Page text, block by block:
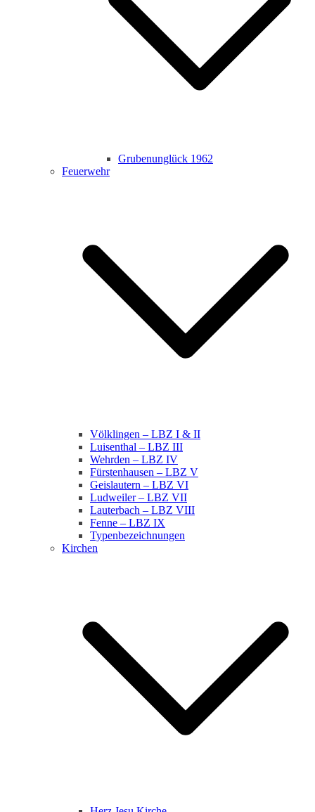
Grubenunglück 1962
Feuerwehr
Völklingen – LBZ I & II
Luisenthal – LBZ III
Wehrden – LBZ IV
Fürstenhausen – LBZ V
Geislautern – LBZ VI
Ludweiler – LBZ VII
Lauterbach – LBZ VIII
Fenne – LBZ IX
Typenbezeichnungen
Kirchen